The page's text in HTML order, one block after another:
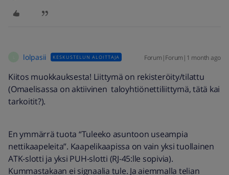
lolpasii KESKUSTELUN ALOITTAJA Forum|Forum|1 month ago
Kiitos muokkauksesta! Liittymä on rekisteröity/tilattu
(Omaelisassa on aktiivinen taloyhtiönettiliittymä, tätä kai
tarkoitit?).
En ymmärrä tuota “Tuleeko asuntoon useampia
nettikaapeleita”. Kaapelikaapissa on vain yksi tuollainen
ATK-slotti ja yksi PUH-slotti (RJ-45:lle sopivia).
Kummastakaan ei signaalia tule. Ja aiemmalla telian